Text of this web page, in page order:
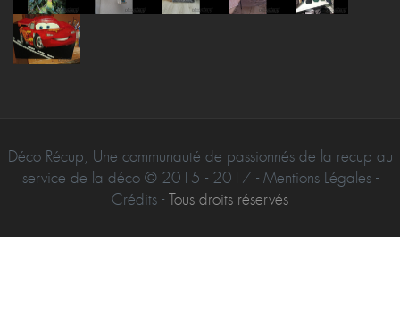
Déco Récup, Une communauté de passionnés de la recup au